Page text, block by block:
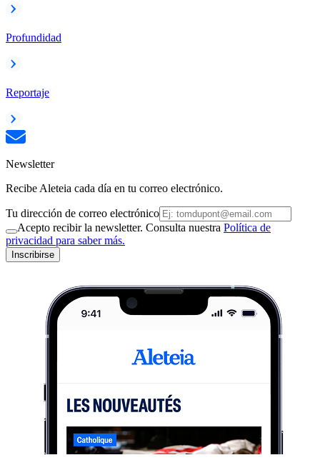
Profundidad
Reportaje
Newsletter
Recibe Aleteia cada día en tu correo electrónico.
Tu dirección de correo electrónico
Acepto recibir la newsletter. Consulta nuestra Política de
privacidad para saber más.
Inscribirse